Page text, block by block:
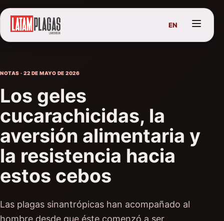
EN
NOTAS · 22 DE MAYO DE 2026
Los geles
cucarachicidas, la
aversión alimentaria y
la resistencia hacia
estos cebos
Las plagas sinantrópicas han acompañado al
hombre desde que éste comenzó a ser